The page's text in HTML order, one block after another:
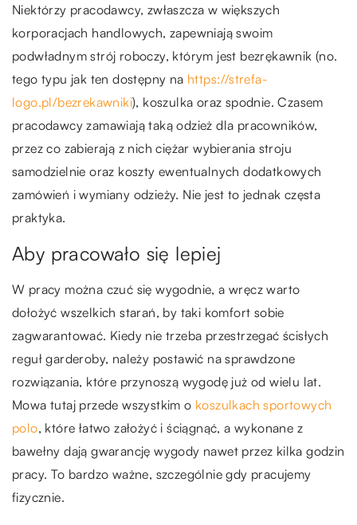
Niektórzy pracodawcy, zwłaszcza w większych
korporacjach handlowych, zapewniają swoim
podwładnym strój roboczy, którym jest bezrękawnik (no.
tego typu jak ten dostępny na https://strefa-
logo.pl/bezrekawniki), koszulka oraz spodnie. Czasem
pracodawcy zamawiają taką odzież dla pracowników,
przez co zabierają z nich ciężar wybierania stroju
samodzielnie oraz koszty ewentualnych dodatkowych
zamówień i wymiany odzieży. Nie jest to jednak częsta
praktyka.
Aby pracowało się lepiej
W pracy można czuć się wygodnie, a wręcz warto
dołożyć wszelkich starań, by taki komfort sobie
zagwarantować. Kiedy nie trzeba przestrzegać ścisłych
reguł garderoby, należy postawić na sprawdzone
rozwiązania, które przynoszą wygodę już od wielu lat.
Mowa tutaj przede wszystkim o koszulkach sportowych
polo, które łatwo założyć i ściągnąć, a wykonane z
bawełny dają gwarancję wygody nawet przez kilka godzin
pracy. To bardzo ważne, szczególnie gdy pracujemy
fizycznie.